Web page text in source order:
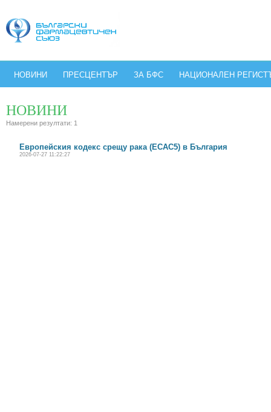
НОВИНИ ПРЕСЦЕНТЪР ЗА БФС НАЦИОНАЛЕН
НОВИНИ
Намерени резултати: 1
Европейския кодекс срещу рака (ECAC5) в България
2026-07-27 11:22:27